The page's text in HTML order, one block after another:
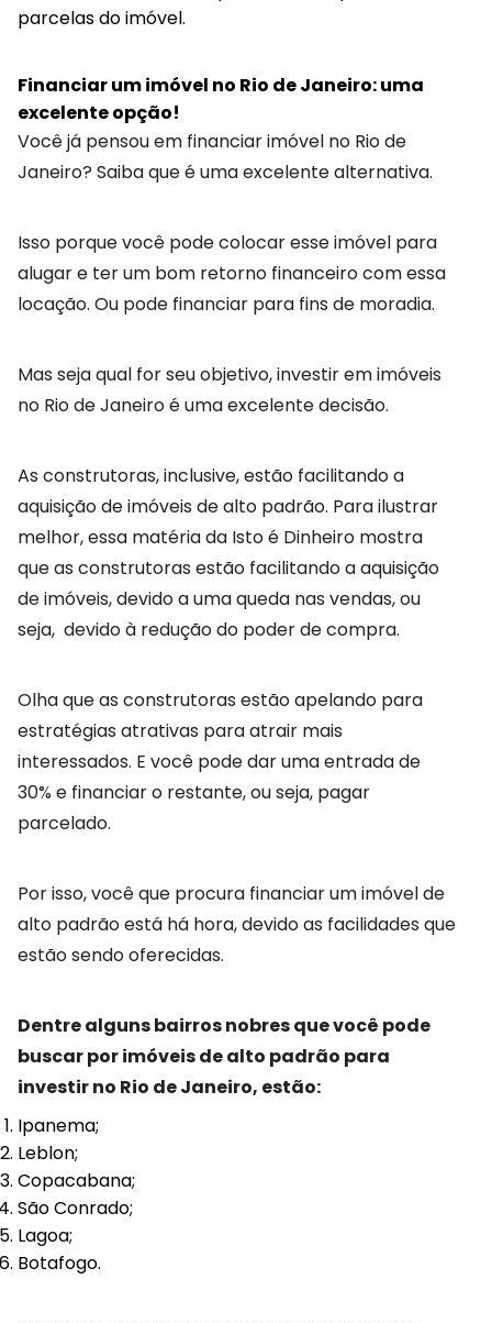
parcelas do imóvel.
Financiar um imóvel no Rio de Janeiro: uma
excelente opção!
Você já pensou em financiar imóvel no Rio de
Janeiro? Saiba que é uma excelente alternativa.
Isso porque você pode colocar esse imóvel para
alugar e ter um bom retorno financeiro com essa
locação. Ou pode financiar para fins de moradia.
Mas seja qual for seu objetivo, investir em imóveis
no Rio de Janeiro é uma excelente decisão.
As construtoras, inclusive, estão facilitando a
aquisição de imóveis de alto padrão. Para ilustrar
melhor, essa matéria da Isto é Dinheiro mostra
que as construtoras estão facilitando a aquisição
de imóveis, devido a uma queda nas vendas, ou
seja, devido à redução do poder de compra.
Olha que as construtoras estão apelando para
estratégias atrativas para atrair mais
interessados. E você pode dar uma entrada de
30% e financiar o restante, ou seja, pagar
parcelado.
Por isso, você que procura financiar um imóvel de
alto padrão está há hora, devido as facilidades que
estão sendo oferecidas.
Dentre alguns bairros nobres que você pode
buscar por imóveis de alto padrão para
investir no Rio de Janeiro, estão:
Ipanema;
Leblon;
Copacabana;
São Conrado;
Lagoa;
Botafogo.